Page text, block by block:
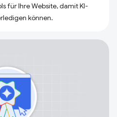
für Ihre Website, damit KI-
können.